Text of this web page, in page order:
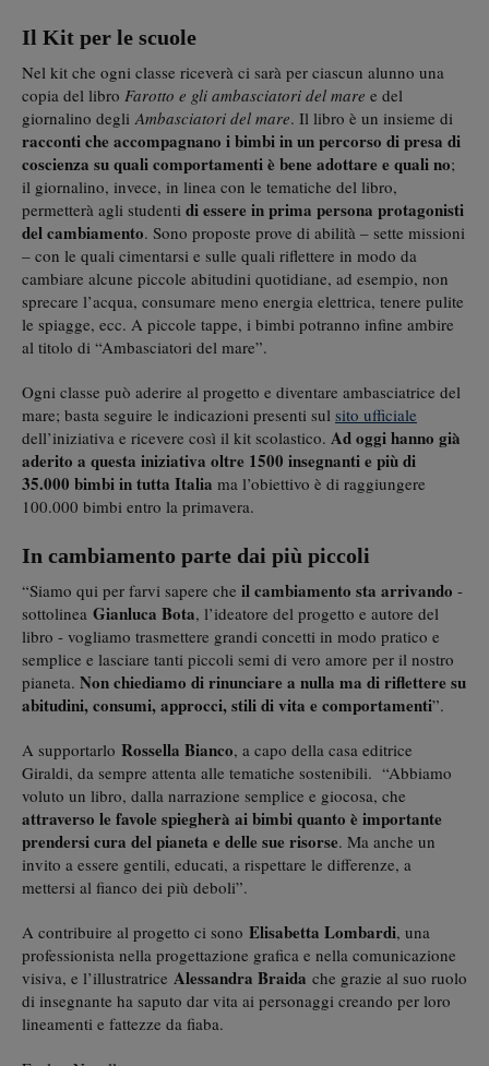
Il Kit per le scuole
Nel kit che ogni classe riceverà ci sarà per ciascun alunno una
copia del libro Farotto e gli ambasciatori del mare e del
giornalino degli Ambasciatori del mare. Il libro è un insieme di
racconti che accompagnano i bimbi in un percorso di presa di
coscienza su quali comportamenti è bene adottare e quali no;
il giornalino, invece, in linea con le tematiche del libro,
permetterà agli studenti di essere in prima persona protagonisti
del cambiamento. Sono proposte prove di abilità – sette missioni
– con le quali cimentarsi e sulle quali riflettere in modo da
cambiare alcune piccole abitudini quotidiane, ad esempio, non
sprecare l’acqua, consumare meno energia elettrica, tenere pulite
le spiagge, ecc. A piccole tappe, i bimbi potranno infine ambire
al titolo di “Ambasciatori del mare”.
Ogni classe può aderire al progetto e diventare ambasciatrice del
mare; basta seguire le indicazioni presenti sul sito ufficiale
dell’iniziativa e ricevere così il kit scolastico. Ad oggi hanno già
aderito a questa iniziativa oltre 1500 insegnanti e più di
35.000 bimbi in tutta Italia ma l’obiettivo è di raggiungere
100.000 bimbi entro la primavera.
In cambiamento parte dai più piccoli
“Siamo qui per farvi sapere che il cambiamento sta arrivando -
sottolinea Gianluca Bota, l’ideatore del progetto e autore del
libro - vogliamo trasmettere grandi concetti in modo pratico e
semplice e lasciare tanti piccoli semi di vero amore per il nostro
pianeta. Non chiediamo di rinunciare a nulla ma di riflettere su
abitudini, consumi, approcci, stili di vita e comportamenti”.
A supportarlo Rossella Bianco, a capo della casa editrice
Giraldi, da sempre attenta alle tematiche sostenibili. “Abbiamo
voluto un libro, dalla narrazione semplice e giocosa, che
attraverso le favole spiegherà ai bimbi quanto è importante
prendersi cura del pianeta e delle sue risorse. Ma anche un
invito a essere gentili, educati, a rispettare le differenze, a
mettersi al fianco dei più deboli”.
A contribuire al progetto ci sono Elisabetta Lombardi, una
professionista nella progettazione grafica e nella comunicazione
visiva, e l’illustratrice Alessandra Braida che grazie al suo ruolo
di insegnante ha saputo dar vita ai personaggi creando per loro
lineamenti e fattezze da fiaba.